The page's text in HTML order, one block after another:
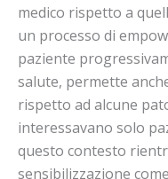
medico rispetto a
un processo di
paziente
salute, permette
rispetto ad alcune
interessavano solo
questo contesto
sensibilizzazione